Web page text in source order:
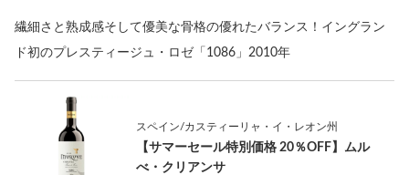
繊細さと熟成感そして優美な骨格の優れたバランス！イングラン
ド初のプレスティージュ・ロゼ「1086」2010年
スペイン/カスティーリャ・イ・レオン州
【サマーセール特別価格 20％OFF】ムル
べ・クリアンサ